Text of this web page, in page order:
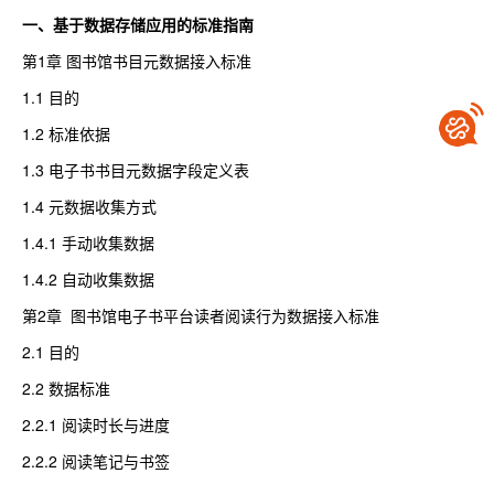
一、基于数据存储应用的标准指南
第1章 图书馆书目元数据接入标准
1.1 目的
1.2 标准依据
1.3 电子书书目元数据字段定义表
1.4 元数据收集方式
1.4.1 手动收集数据
1.4.2 自动收集数据
第2章 图书馆电子书平台读者阅读行为数据接入标准
2.1 目的
2.2 数据标准
2.2.1 阅读时长与进度
2.2.2 阅读笔记与书签